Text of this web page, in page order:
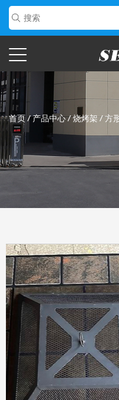
首页 /产品中心/烧烤架/方